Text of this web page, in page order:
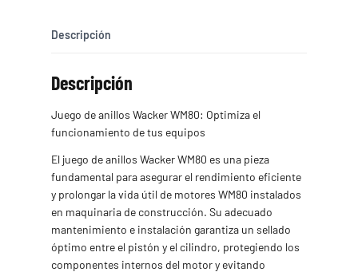
Descripción
Descripción
Juego de anillos Wacker WM80: Optimiza el
funcionamiento de tus equipos
El juego de anillos Wacker WM80 es una pieza
fundamental para asegurar el rendimiento eficiente
y prolongar la vida útil de motores WM80 instalados
en maquinaria de construcción. Su adecuado
mantenimiento e instalación garantiza un sellado
óptimo entre el pistón y el cilindro, protegiendo los
componentes internos del motor y evitando